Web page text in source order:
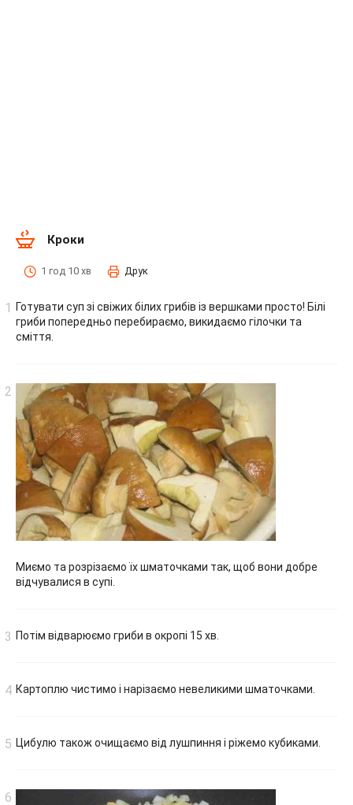
Кроки
1 год 10 хв Друк
Готувати суп зі свіжих білих грибів із вершками просто! Білі
гриби попередньо перебираємо, викидаємо гілочки та
сміття.
Миємо та розрізаємо їх шматочками так, щоб вони добре
відчувалися в супі.
Потім відварюємо гриби в окропі 15 хв.
Картоплю чистимо і нарізаємо невеликими шматочками.
Цибулю також очищаємо від лушпиння і ріжемо кубиками.